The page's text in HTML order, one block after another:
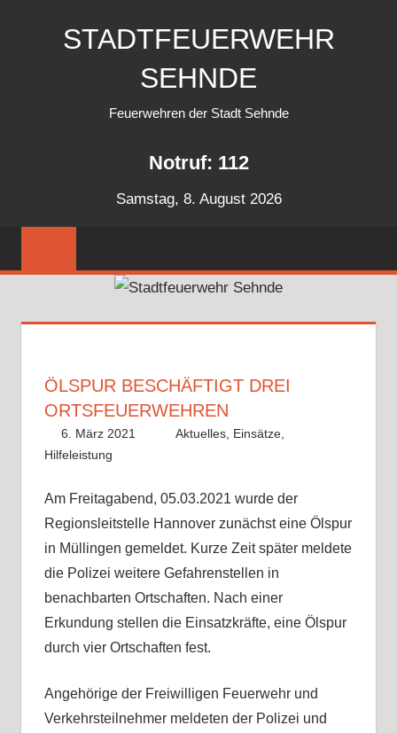
STADTFEUERWEHR
SEHNDE
Feuerwehren der Stadt Sehnde
Notruf: 112
Samstag, 8. August 2026
ÖLSPUR BESCHÄFTIGT DREI
ORTSFEUERWEHREN
6. März 2021 Benedikt Nolle
Aktuelles, Einsätze,
Hilfeleistung
Am Freitagabend, 05.03.2021 wurde der
Regionsleitstelle Hannover zunächst eine Ölspur
in Müllingen gemeldet. Kurze Zeit später meldete
die Polizei weitere Gefahrenstellen in
benachbarten Ortschaften. Nach einer
Erkundung stellen die Einsatzkräfte, eine Ölspur
durch vier Ortschaften fest.
Angehörige der Freiwilligen Feuerwehr und
Verkehrsteilnehmer meldeten der Polizei und